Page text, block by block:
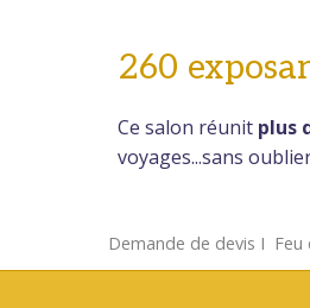
260
Ce salon réunit plus
voyages...sans
Demande de devis Ι